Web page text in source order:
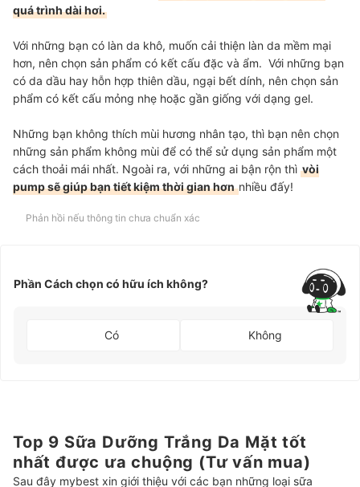
quá trình dài hơi.
Với những bạn có làn da khô, muốn cải thiện làn da mềm mại
hơn, nên chọn sản phẩm có kết cấu đặc và ẩm. Với những bạn
có da dầu hay hỗn hợp thiên dầu, ngại bết dính, nên chọn sản
phẩm có kết cấu mỏng nhẹ hoặc gần giống với dạng gel.
Những bạn không thích mùi hương nhân tạo, thì bạn nên chọn
những sản phẩm không mùi để có thể sử dụng sản phẩm một
cách thoải mái nhất. Ngoài ra, với những ai bận rộn thì vòi
pump sẽ giúp bạn tiết kiệm thời gian hơnnhiều đấy!
Phản hồi nếu thông tin chưa chuẩn xác
Phần Cách chọn có hữu ích không?
Có Không
Top 9 Sữa Dưỡng Trắng Da Mặt tốt
nhất được ưa chuộng (Tư vấn mua)
Sau đây mybest xin giới thiệu với các bạn những loại sữa